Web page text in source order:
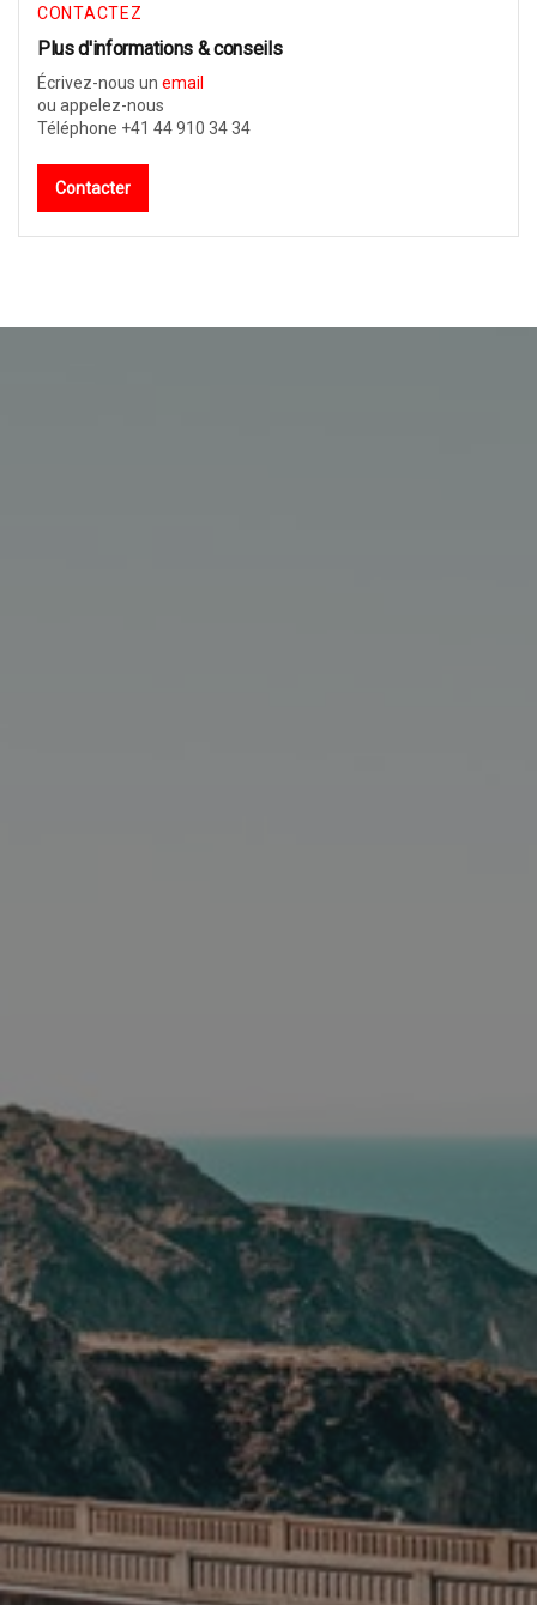
CONTACTEZ
Plus d'informations & conseils
Écrivez-nous un email
ou appelez-nous
Téléphone +41 44 910 34 34
Contacter